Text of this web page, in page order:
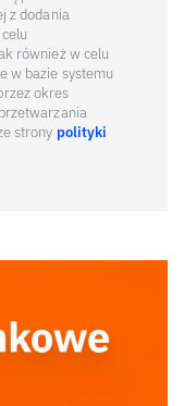
z dodania
również w celu
w bazie systemu
okres
strony polityki